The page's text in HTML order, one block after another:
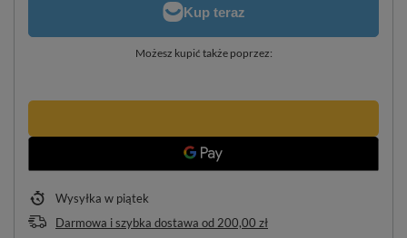
Możesz kupić także poprzez:
Wysyłka w piątek
Darmowa i szybka dostawa od 200,00 zł